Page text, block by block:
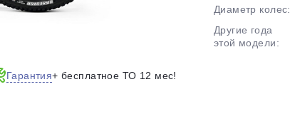
Гарантия+ бесплатное ТО 12 мес!
Диаметр колес:
Другие года
этой модели:
в корзину